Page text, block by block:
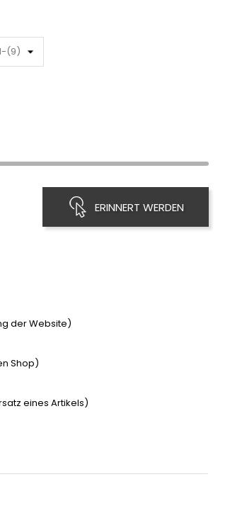
ERINNERT WERDEN
der Website)
Shop)
eines Artikels)